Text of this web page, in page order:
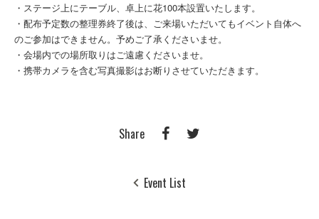
・ステージ上にテーブル、卓上に花100本設置いたします。
・配布予定数の整理券終了後は、ご来場いただいてもイベント自体へ
のご参加はできません。予めご了承くださいませ。
・会場内での場所取りはご遠慮くださいませ。
・携帯カメラを含む写真撮影はお断りさせていただきます。
Share
Event List